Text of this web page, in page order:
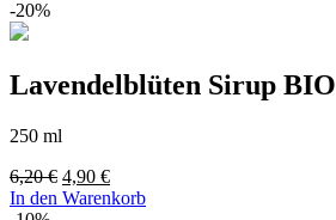
-20%
Lavendelblüten Sirup BIO
250 ml
6,20€ Ursprünglicher
Preis
4,90 €Aktueller
Preis
In den Warenkorb